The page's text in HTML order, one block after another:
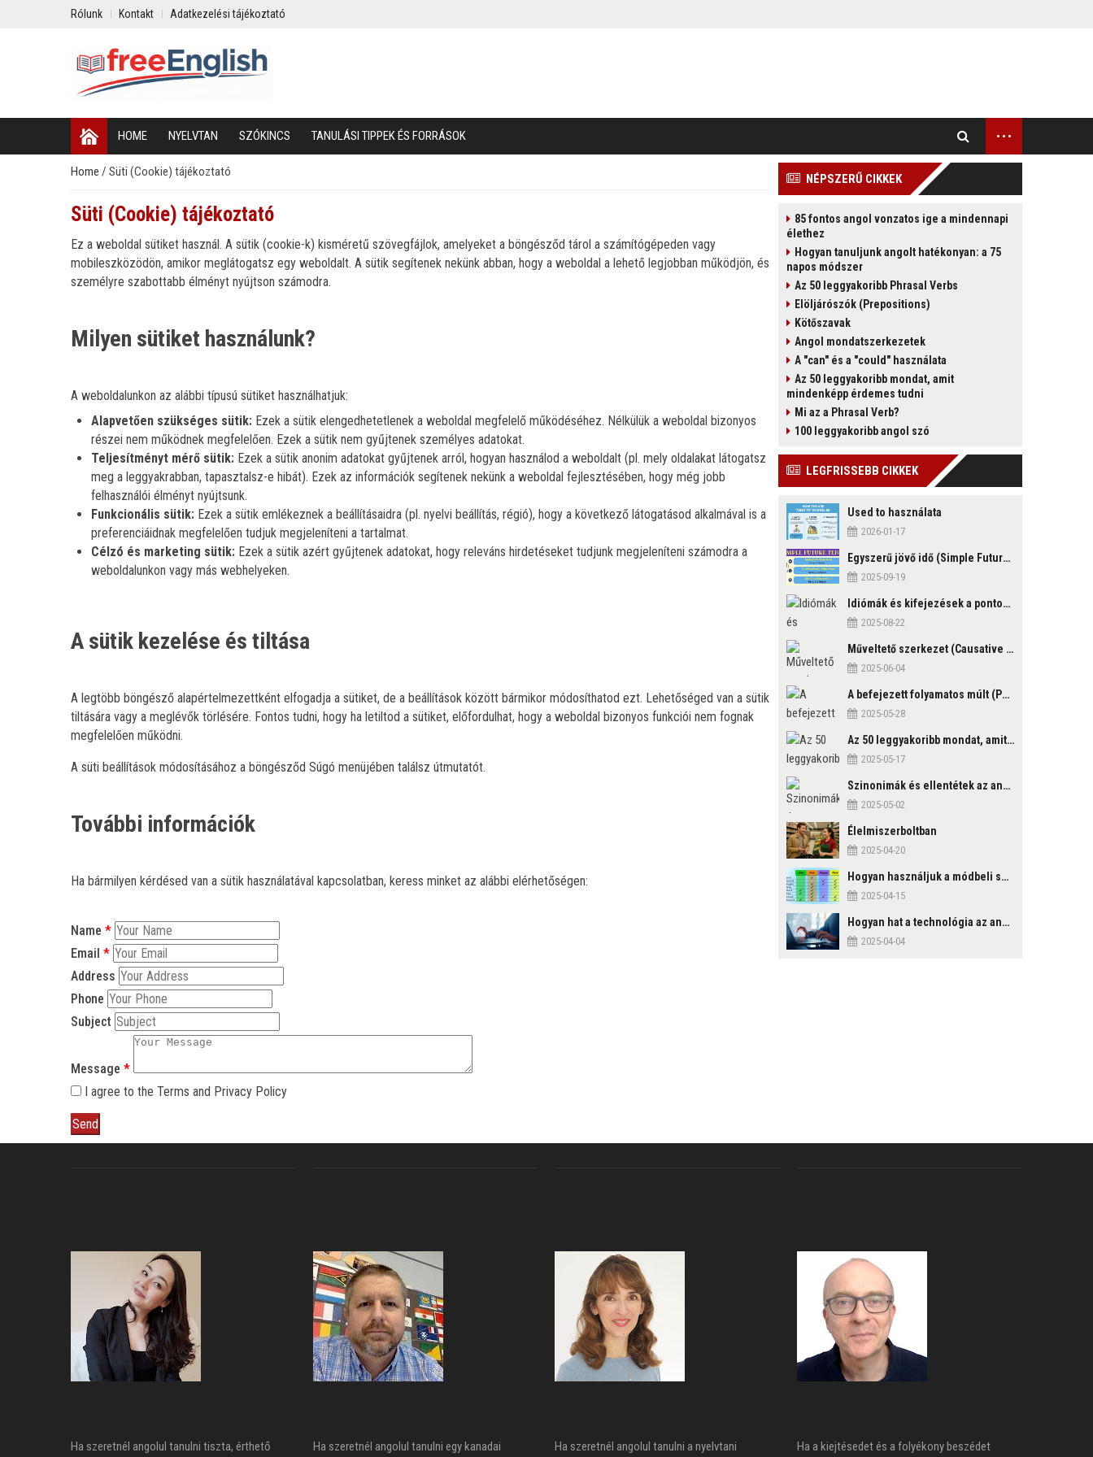
Rólunk Kontakt Adatkezelési tájékoztató
HOME NYELVTAN SZÓKINCS TANULÁSI TIPPEK ÉS FORRÁSOK ...
Home / Süti (Cookie) tájékoztató
Süti (Cookie) tájékoztató
Ez a weboldal sütiket használ. A sütik (cookie-k) kisméretű szövegfájlok, amelyeket a böngésződ tárol a számítógépeden vagy
mobileszközödön, amikor meglátogatsz egy weboldalt. A sütik segítenek nekünk abban, hogy a weboldal a lehető legjobban működjön, és
személyre szabottabb élményt nyújtson számodra.
Milyen sütiket használunk?
A weboldalunkon az alábbi típusú sütiket használhatjuk:
Alapvetően szükséges sütik: Ezek a sütik elengedhetetlenek a weboldal megfelelő működéséhez. Nélkülük a weboldal bizonyos
részei nem működnek megfelelően. Ezek a sütik nem gyűjtenek személyes adatokat.
Teljesítményt mérő sütik: Ezek a sütik anonim adatokat gyűjtenek arról, hogyan használod a weboldalt (pl. mely oldalakat látogatsz
meg a leggyakrabban, tapasztalsz-e hibát). Ezek az információk segítenek nekünk a weboldal fejlesztésében, hogy még jobb
felhasználói élményt nyújtsunk.
Funkcionális sütik: Ezek a sütik emlékeznek a beállításaidra (pl. nyelvi beállítás, régió), hogy a következő látogatásod alkalmával is a
preferenciáidnak megfelelően tudjuk megjeleníteni a tartalmat.
Célzó és marketing sütik: Ezek a sütik azért gyűjtenek adatokat, hogy releváns hirdetéseket tudjunk megjeleníteni számodra a
weboldalunkon vagy más webhelyeken.
A sütik kezelése és tiltása
A legtöbb böngésző alapértelmezettként elfogadja a sütiket, de a beállítások között bármikor módosíthatod ezt. Lehetőséged van a sütik
tiltására vagy a meglévők törlésére. Fontos tudni, hogy ha letiltod a sütiket, előfordulhat, hogy a weboldal bizonyos funkciói nem fognak
megfelelően működni.
A süti beállítások módosításához a böngésződ Súgó menüjében találsz útmutatót.
További információk
Ha bármilyen kérdésed van a sütik használatával kapcsolatban, keress minket az alábbi elérhetőségen:
Name
Email
Address
Phone
Subject
Message
I agree to the Terms and Privacy Policy
Send
NÉPSZERŰ CIKKEK
85 fontos angol vonzatos ige a mindennapi
élethez
Hogyan tanuljunk angolt hatékonyan: a 75
napos módszer
Az 50 leggyakoribb Phrasal Verbs
Elöljárószók (Prepositions)
Kötőszavak
Angol mondatszerkezetek
A "can" és a "could" használata
Az 50 leggyakoribb mondat, amit
mindenképp érdemes tudni
Mi az a Phrasal Verb?
100 leggyakoribb angol szó
LEGFRISSEBB CIKKEK
Used to használata
2026-01-17
Egyszerű jövő idő (Simple Future Tense)
2025-09-19
Idiómák és kifejezések a pontosság és késés témakörében
2025-08-22
Műveltető szerkezet (Causative Mood)
2025-06-04
A befejezett folyamatos múlt (Past Perfect Continuous Tense)
2025-05-28
Az 50 leggyakoribb mondat, amit mindenképp érdemes tudni
2025-05-17
Szinonimák és ellentétek az angol nyelvben
2025-05-02
Élelmiszerboltban
2025-04-20
Hogyan használjuk a módbeli segédigéket a feltételes mondatszerkezetekben?
2025-04-15
Hogyan hat a technológia az angol tanulási folyamatokra?
2025-04-04
Ha szeretnél angolul tanulni tiszta, érthető Ha szeretnél angolul tanulni egy kanadai Ha szeretnél angolul tanulni a nyelvtani Ha a kiejtésedet és a folyékony beszédet